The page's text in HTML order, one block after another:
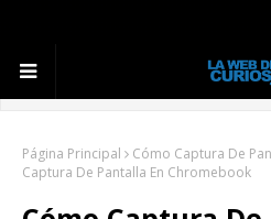
Página Principal Cómo Captura De
Captura De Pantalla En Chromebook